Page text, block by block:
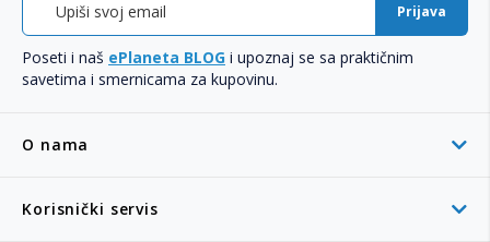
O nama
Korisnički servis
Prijava
Poseti i naš ePlaneta BLOG i upoznaj se sa praktičnim
savetima i smernicama za kupovinu.